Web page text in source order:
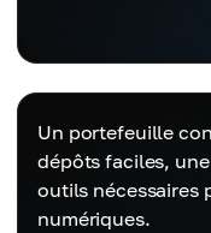
Un portefeuille
dépôts faciles,
outils nécessaires
numériques.